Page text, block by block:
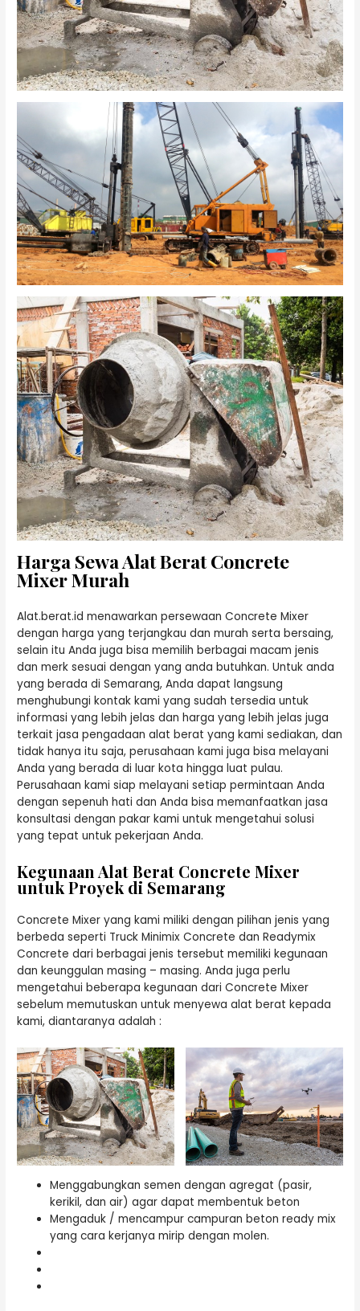
Harga Sewa Alat Berat Concrete
Mixer Murah
Alat.berat.id menawarkan persewaan Concrete Mixer
dengan harga yang terjangkau dan murah serta bersaing,
selain itu Anda juga bisa memilih berbagai macam jenis
dan merk sesuai dengan yang anda butuhkan. Untuk anda
yang berada di Semarang, Anda dapat langsung
menghubungi kontak kami yang sudah tersedia untuk
informasi yang lebih jelas dan harga yang lebih jelas juga
terkait jasa pengadaan alat berat yang kami sediakan, dan
tidak hanya itu saja, perusahaan kami juga bisa melayani
Anda yang berada di luar kota hingga luat pulau.
Perusahaan kami siap melayani setiap permintaan Anda
dengan sepenuh hati dan Anda bisa memanfaatkan jasa
konsultasi dengan pakar kami untuk mengetahui solusi
yang tepat untuk pekerjaan Anda.
Kegunaan Alat Berat Concrete Mixer
untuk Proyek di Semarang
Concrete Mixer yang kami miliki dengan pilihan jenis yang
berbeda seperti Truck Minimix Concrete dan Readymix
Concrete dari berbagai jenis tersebut memiliki kegunaan
dan keunggulan masing – masing. Anda juga perlu
mengetahui beberapa kegunaan dari Concrete Mixer
sebelum memutuskan untuk menyewa alat berat kepada
kami, diantaranya adalah :
Menggabungkan semen dengan agregat (pasir,
kerikil, dan air) agar dapat membentuk beton
Mengaduk / mencampur campuran beton ready mix
yang cara kerjanya mirip dengan molen.